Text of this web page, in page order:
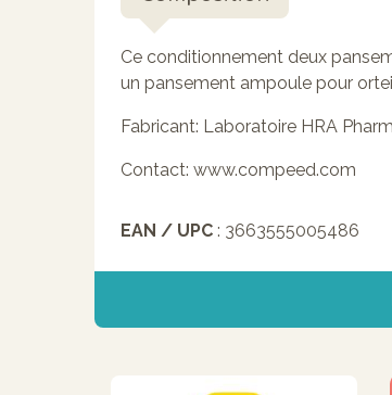
Ce conditionnement deux
un pansement ampoule pour
Fabricant: Laboratoire HRA
Contact: www.compeed.com
EAN / UPC : 3663555005486